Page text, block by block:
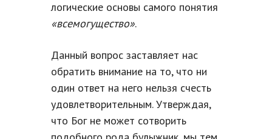
логические основы самого понятия
«всемогущество».
Данный вопрос заставляет нас
обратить внимание на то, что ни
один ответ на него нельзя счесть
удовлетворительным. Утверждая,
что Бог не может сотворить